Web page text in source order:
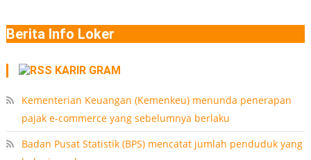
Berita Info Loker
KARIR GRAM
Kementerian Keuangan (Kemenkeu) menunda penerapan
pajak e-commerce yang sebelumnya berlaku
Badan Pusat Statistik (BPS) mencatat jumlah penduduk yang